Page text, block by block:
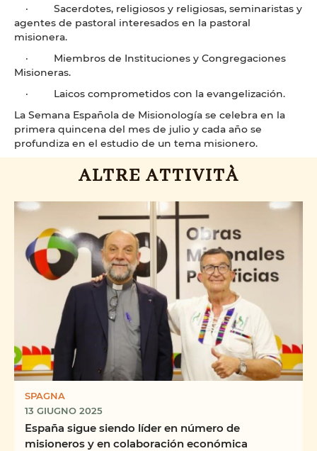
· Sacerdotes, religiosos y religiosas, seminaristas y
agentes de pastoral interesados en la pastoral
misionera.
· Miembros de Instituciones y Congregaciones
Misioneras.
· Laicos comprometidos con la evangelización.
La Semana Española de Misionología se celebra en la
primera quincena del mes de julio y cada año se
profundiza en el estudio de un tema misionero.
ALTRE ATTIVITÀ
SPAGNA
13 GIUGNO 2025
España sigue siendo líder en número de
misioneros y en colaboración económica